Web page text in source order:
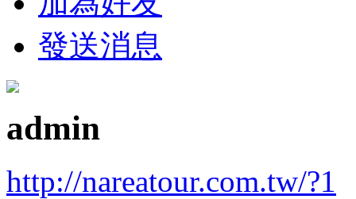
發送消息
admin
http://nareatour.com.tw/?1